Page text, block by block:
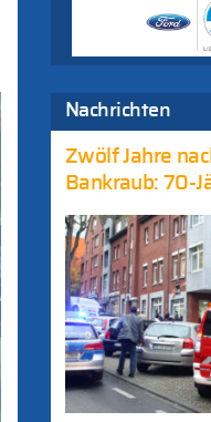
Nachrichten
Zwölf Jahre
Bankraub: 70-